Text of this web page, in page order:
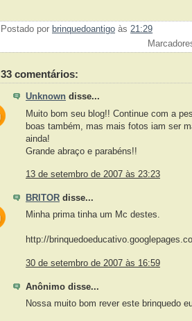
Postado por brinquedoantigo às 21:29
33 comentários:
Unknown disse...
Muito bom seu blog!! Continue com a
boas também, mas mais fotos iam ser
ainda!
Grande abraço e parabéns!!
13 de setembro de 2007 às 23:23
BRITOR disse...
Minha prima tinha um Mc destes.
http://
30 de setembro de 2007 às 16:59
Anônimo disse...
Nossa muito bom rever este brinquedo